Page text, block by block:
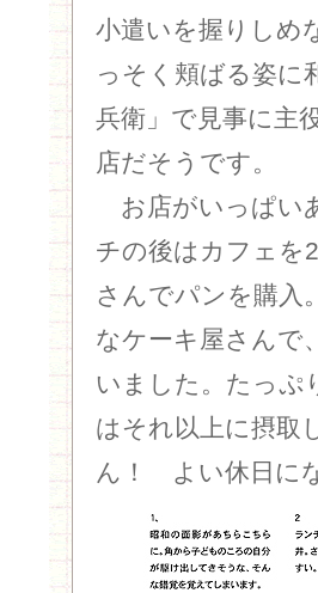
小遣いを握りしめ
っそく頬ばる姿に
兵衛」で見事に主
店だそうです。
お店がいっぱい
チの後はカフェを
さんでパンを購入
なケーキ屋さんで
いました。たっぷ
はそれ以上に摂取
ん！ よい休日に